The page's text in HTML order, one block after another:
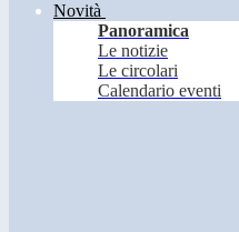
Novità
Panoramica
Le notizie
Le circolari
Calendario eventi